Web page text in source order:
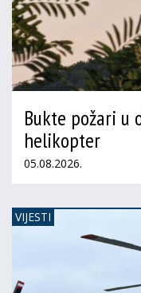
Bukte požari u
helikopter
05.08.2026.
VIJESTI